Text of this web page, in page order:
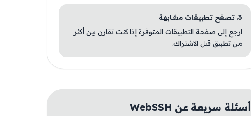
3. تصفح تطبيقات مشابهة
ارجع إلى صفحة التطبيقات المتوفرة إذا كنت تقارن بين أكثر
من تطبيق قبل الاشتراك.
أسئلة سريعة عن WebSSH